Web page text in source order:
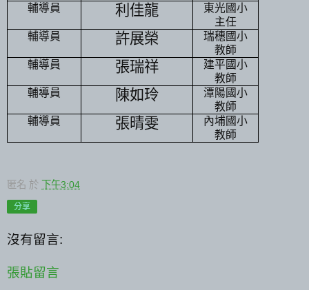
輔導員
利佳龍
東光國小
主任
輔導員
許展榮
瑞穗國小
教師
輔導員
張瑞祥
建平國小
教師
輔導員
陳如玲
潭陽國小
教師
輔導員
張晴雯
內埔國小
教師
匿名 於 下午3:04
分享
沒有留言:
張貼留言